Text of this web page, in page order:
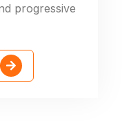
progressive